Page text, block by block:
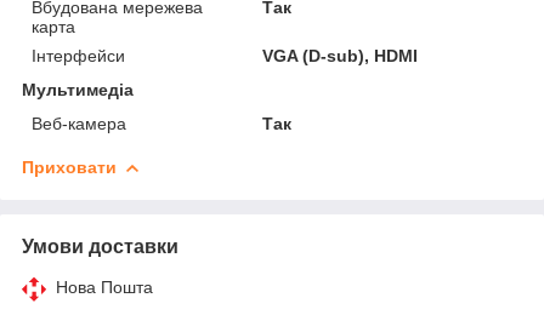
Вбудована мережева
карта
Так
Інтерфейси
VGA (D-sub), HDMI
Мультимедіа
Веб-камера
Так
Приховати
Умови доставки
Нова Пошта